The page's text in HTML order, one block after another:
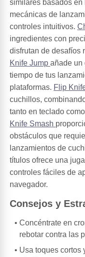
similares basados en
mecánicas de
controles intuitivos.
ingredientes con
disfrutan de desafíos
Knife Jump añade un
tiempo de tus
plataformas. Flip
cuchillos,
tanto en teclado
Knife Smash
obstáculos que
lanzamientos de
títulos ofrece una
controles fáciles de
navegador.
Consejos y
Concéntrate en
rebotar contra las
Usa toques cortos